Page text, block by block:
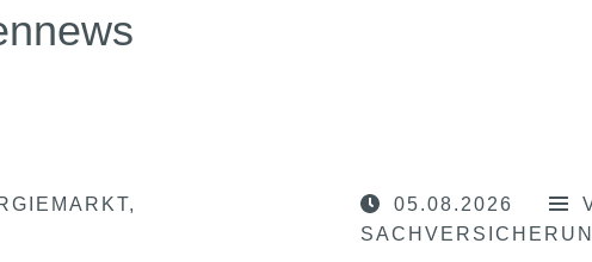
05.08.2026